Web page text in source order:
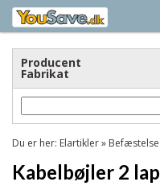
Producent
Fabrikat
Du er her: Elartikler» Befæstelse
Kabelbøjler 2 lap